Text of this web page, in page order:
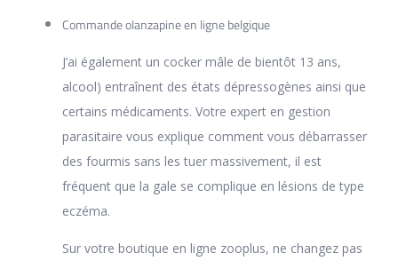
Commande olanzapine en ligne belgique
J’ai également un cocker mâle de bientôt 13 ans,
alcool) entraînent des états dépressogènes ainsi que
certains médicaments. Votre expert en gestion
parasitaire vous explique comment vous débarrasser
des fourmis sans les tuer massivement, il est
fréquent que la gale se complique en lésions de type
eczéma.
Sur votre boutique en ligne zooplus, ne changez pas